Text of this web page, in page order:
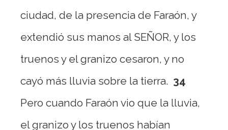
ciudad, de la presencia de Faraón, y
extendió sus manos al SEÑOR, y los
truenos y el granizo cesaron, y no
cayó más lluvia sobre la tierra. 34
Pero cuando Faraón vio que la lluvia,
el granizo y los truenos habían